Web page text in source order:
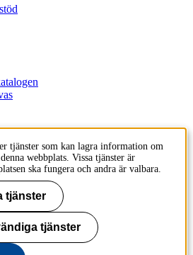
tjänster som kan lagra information om
webbplats. Vissa tjänster är
ska fungera och andra är valbara.
tjänster
tjänster